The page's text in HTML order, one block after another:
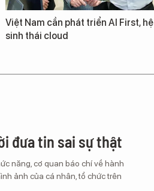
Việt Nam cần phát triển AI First, hệ
sinh thái cloud
đưa tin sai sự thật
năng, cơ quan báo chí về hành
ảnh của cá nhân, tổ chức trên